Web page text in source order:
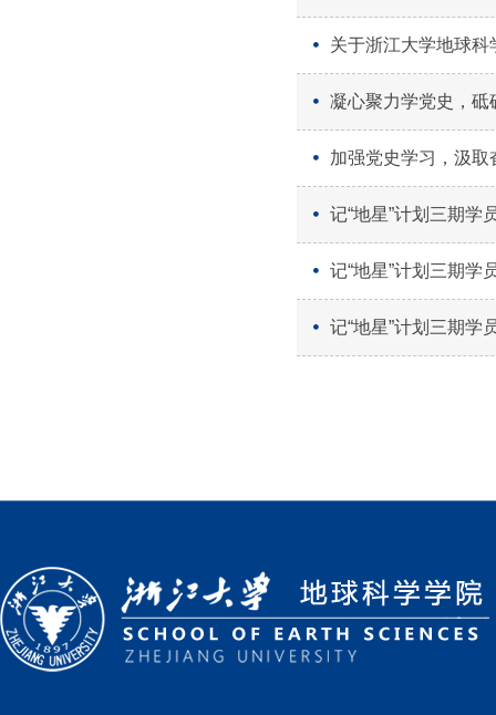
关于浙江大学地球科
凝心聚力学党史，
加强党史学习，汲
记“地星”计划三期
记“地星”计划三期
记“地星”计划三期